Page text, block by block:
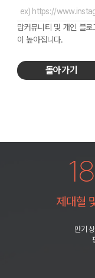
맘커뮤니티 및 개인 블
이 높아집니다.
돌아가기
제대혈
만기